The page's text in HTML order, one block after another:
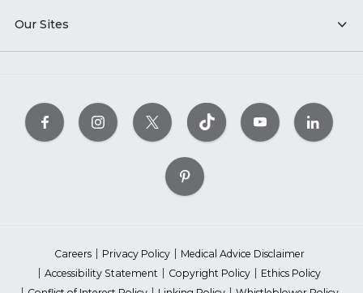
Our Sites
Careers Privacy Policy
Medical Advice Disclaimer
Accessibility Statement
Copyright Policy
Ethics Policy